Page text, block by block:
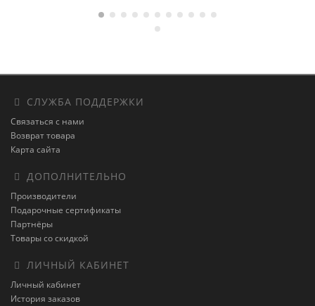
СЛУЖБА ПОДДЕРЖКИ
Связаться с нами
Возврат товара
Карта сайта
ДОПОЛНИТЕЛЬНО
Производители
Подарочные сертификаты
Партнёры
Товары со скидкой
ЛИЧНЫЙ КАБИНЕТ
Личный кабинет
История заказов